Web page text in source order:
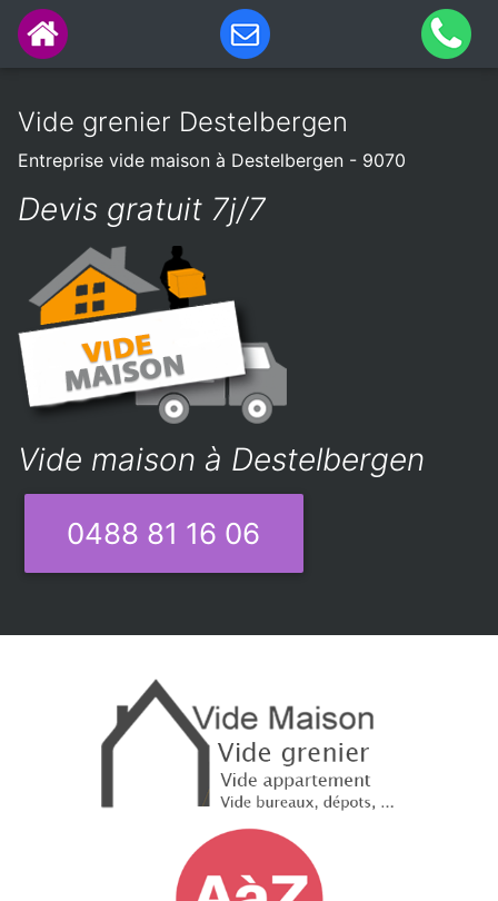
Vide grenier Destelbergen
Entreprise vide maison à Destelbergen - 9070
Devis gratuit 7j/7
Vide maison à Destelbergen
0488 81 16 06